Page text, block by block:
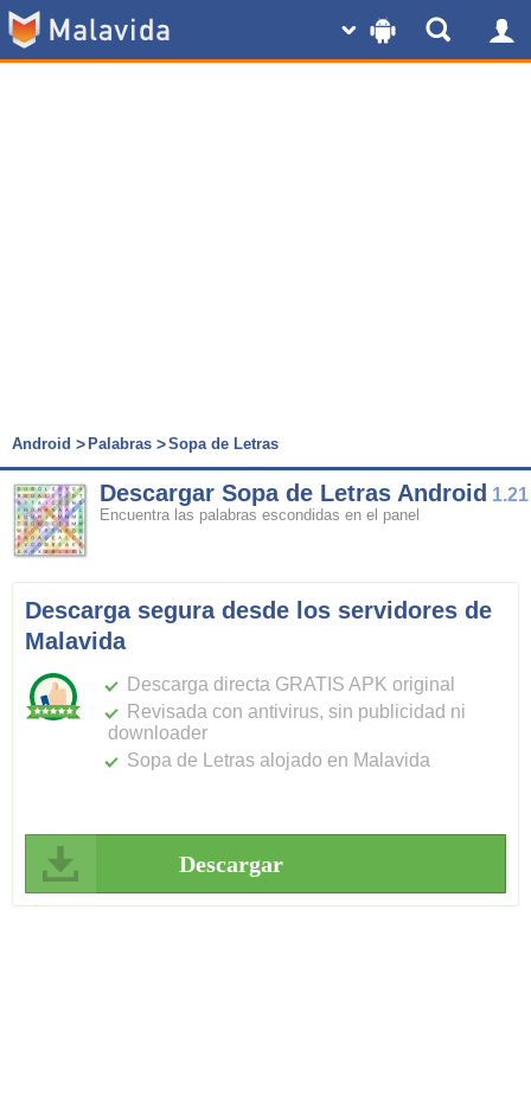
Android Palabras Sopa de Letras
Descargar Sopa de Letras Android 1.21
Encuentra las palabras escondidas en el panel
Descarga segura desde los servidores de
Malavida
Descarga directa GRATIS APK original
Revisada con antivirus, sin publicidad ni
downloader
Sopa de Letras alojado en Malavida
Descargar